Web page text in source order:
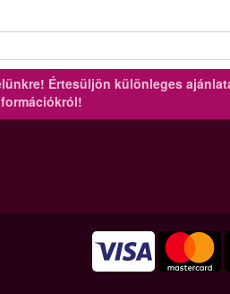
Értesüljön különleges